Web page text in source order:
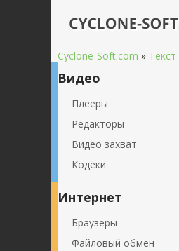
Cyclone-Soft.com » Текст
Видео
Плееры
Редакторы
Видео захват
Кодеки
Интернет
Браузеры
Файловый обмен